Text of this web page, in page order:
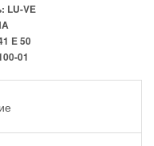
LU-VE
E 50
01